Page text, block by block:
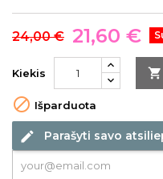
24,00 € 21,60 €
Kiekis 
 Išparduota
edit Parašyti savo